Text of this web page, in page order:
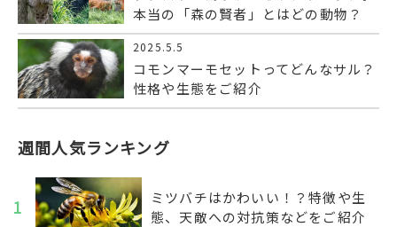
本当の「森の賢者」とはどの動物？
2025.5.5
コモンマーモセットってどんなサル？
性格や生態をご紹介
週間人気ランキング
1
ミツバチはかわいい！？特徴や生
態、天敵への対抗策などをご紹介